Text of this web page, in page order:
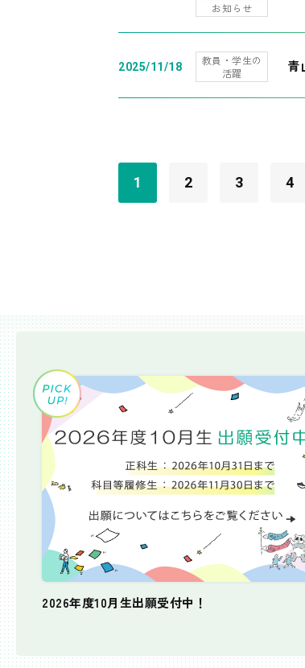
お知らせ
2025/11/18
教員・学生の
活躍
青
1 2 3 4
2026年度10月生出願受付中！
個別相談会